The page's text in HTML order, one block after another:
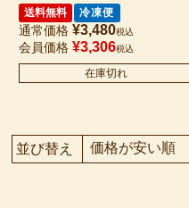
送料無料 冷凍便
通常価格 ¥3,480税込
会員価格 ¥3,306税込
在庫切れ
並び替え 価格が安い順